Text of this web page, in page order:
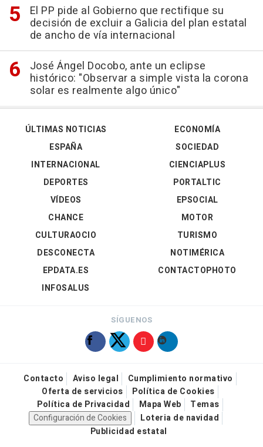
El PP pide al Gobierno que rectifique su
decisión de excluir a Galicia del plan estatal
de ancho de vía internacional
José Ángel Docobo, ante un eclipse
histórico: "Observar a simple vista la corona
solar es realmente algo único"
ÚLTIMAS NOTICIAS
ESPAÑA
INTERNACIONAL
DEPORTES
VÍDEOS
ECONOMÍA
SOCIEDAD
CIENCIAPLUS
PORTALTIC
EPSOCIAL
CHANCE
CULTURAOCIO
DESCONECTA
EPDATA.ES
INFOSALUS
MOTOR
TURISMO
NOTIMÉRICA
CONTACTOPHOTO
SÍGUENOS
Contacto Aviso legal
Cumplimiento normativo
Oferta de servicios
Política de Cookies
Política de Privacidad
Mapa Web
Temas
Configuración de Cookies
Loteria de navidad
Publicidad estatal